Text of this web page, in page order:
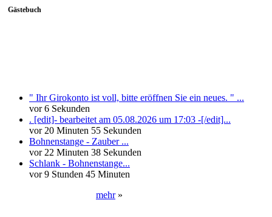
Gästebuch
" Ihr Girokonto ist voll, bitte eröffnen Sie ein neues. " ...
vor 6 Sekunden
. [edit]- bearbeitet am 05.08.2026 um 17:03 -[/edit]...
vor 20 Minuten 55 Sekunden
Bohnenstange - Zauber ...
vor 22 Minuten 38 Sekunden
Schlank - Bohnenstange...
vor 9 Stunden 45 Minuten
mehr»